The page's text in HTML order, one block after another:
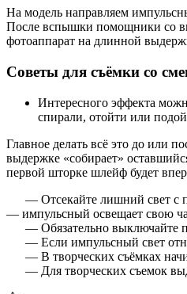
На модель направляем
После вспышки помощники со
фотоаппарат на длинной
Советы для съёмки со
Интересного эффекта
спирали, отойти или
Главное делать всё это до или
выдержке «собирает»
первой шторке шлейф будет
— Отсекайте лишний свет с
— импульсный освещает свою
— Обязательно выключайте
— Если импульсный свет
— В творческих съёмках
— Для творческих съемок